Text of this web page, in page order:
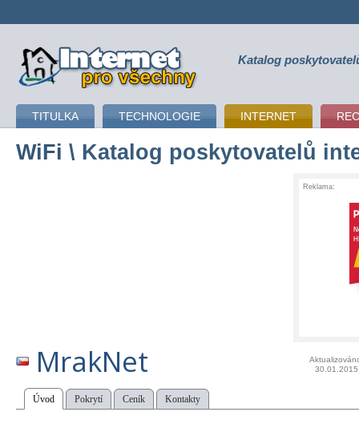
připojení k internetu Katalog
TITULKA TECHNOLOGIE INTERNET
WiFi \ Katalog poskytovatelů
Reklama:
MrakNet
30.01.2015
Úvod Pokrytí Ceník Kontakty